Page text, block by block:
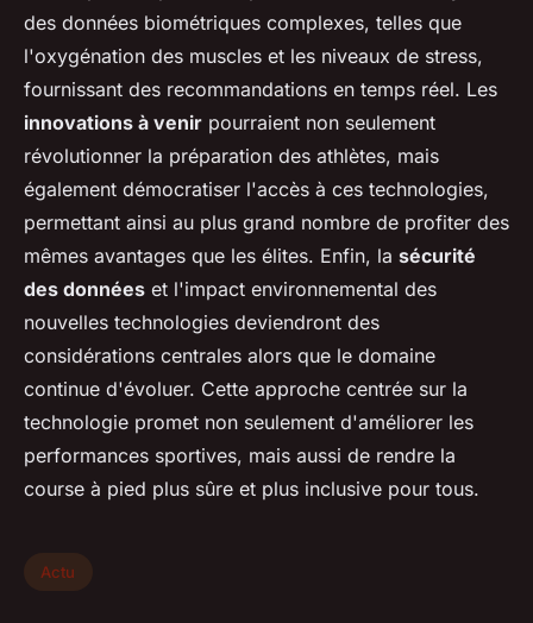
des données biométriques complexes, telles que
l'oxygénation des muscles et les niveaux de stress,
fournissant des recommandations en temps réel. Les
innovations à venir pourraient non seulement
révolutionner la préparation des athlètes, mais
également démocratiser l'accès à ces technologies,
permettant ainsi au plus grand nombre de profiter des
mêmes avantages que les élites. Enfin, la sécurité
des données et l'impact environnemental des
nouvelles technologies deviendront des
considérations centrales alors que le domaine
continue d'évoluer. Cette approche centrée sur la
technologie promet non seulement d'améliorer les
performances sportives, mais aussi de rendre la
course à pied plus sûre et plus inclusive pour tous.
Actu